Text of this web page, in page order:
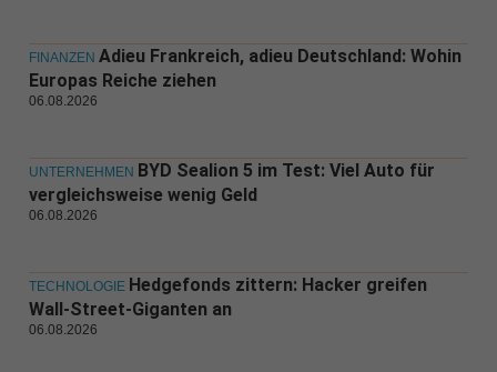
FINANZEN Adieu Frankreich, adieu Deutschland: Wohin
Europas Reiche ziehen
06.08.2026
UNTERNEHMEN BYD Sealion 5 im Test: Viel Auto für
vergleichsweise wenig Geld
06.08.2026
TECHNOLOGIE Hedgefonds zittern: Hacker greifen
Wall-Street-Giganten an
06.08.2026